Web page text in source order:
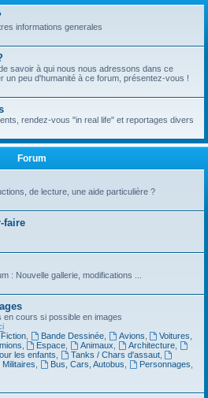
informations generales
savoir à qui nous nous adressons dans ce
un peu d'humanité à ce forum, présentez-vous !
rendez-vous "in real life" et reportages divers
Forum
de lecture, une aide particulière ?
faire
: Nouvelle gallerie, modifications ...
cours si possible en images
, Bande Dessinée, Avions Voitures
Espace Animaux Architecture
les enfants Tanks / Chars d'assaut,
Bus, Cars, Autobus Personnages